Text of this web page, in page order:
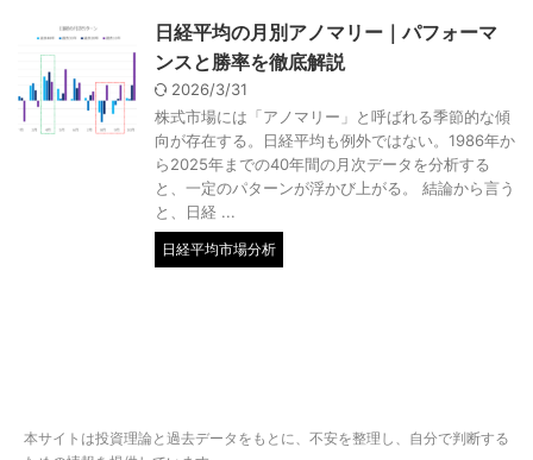
日経平均の月別アノマリー｜パフォーマ
ンスと勝率を徹底解説
2026/3/31
株式市場には「アノマリー」と呼ばれる季節的な傾
向が存在する。日経平均も例外ではない。1986年か
ら2025年までの40年間の月次データを分析する
と、一定のパターンが浮かび上がる。 結論から言う
と、日経 ...
日経平均市場分析
本サイトは投資理論と過去データをもとに、不安を整理し、自分で判断する